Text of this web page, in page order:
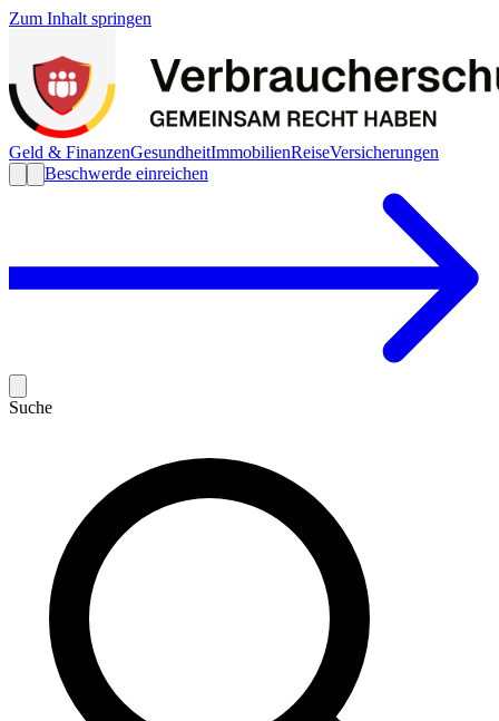
Zum Inhalt springen
Geld & FinanzenGesundheitImmobilienReiseVersicherungen
Beschwerde einreichen
Suche